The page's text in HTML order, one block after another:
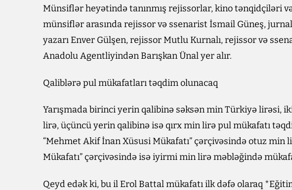
Münsiflər heyətində tanınmış rejissorlar, kino tənqidçiləri
münsiflər arasında rejissor və ssenarist İsmail Güneş,
yazarı Enver Gülşen, rejissor Mutlu Kurnalı, rejissor və
Anadolu Agentliyindən Barışkan Ünal yer alır.
Qaliblərə pul mükafatları təqdim olunacaq
Yarışmada birinci yerin qalibinə səksən min Türkiyə lirəsi,
lirə, üçüncü yerin qalibinə isə qırx min lirə pul mükafatı
“Mehmet Akif İnan Xüsusi Mükafatı” çərçivəsində otuz min
Mükafatı” çərçivəsində isə iyirmi min lirə məbləğində
Qeyd edək ki, bu il Erol Battal mükafatı ilk dəfə olaraq